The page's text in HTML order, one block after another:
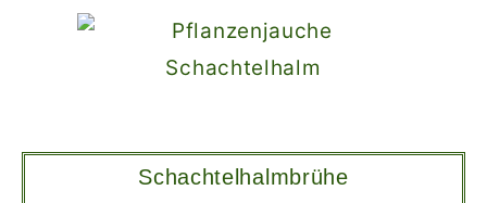
Schachtelhalmbrühe